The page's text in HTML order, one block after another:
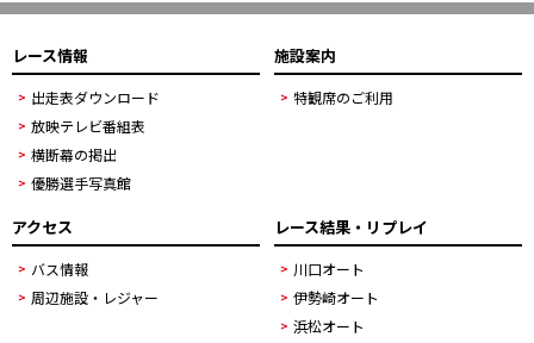
レース情報
出走表ダウンロード
放映テレビ番組表
横断幕の掲出
優勝選手写真館
施設案内
特観席のご利用
アクセス
バス情報
周辺施設・レジャー
レース結果・リプレイ
川口オート
伊勢崎オート
浜松オート